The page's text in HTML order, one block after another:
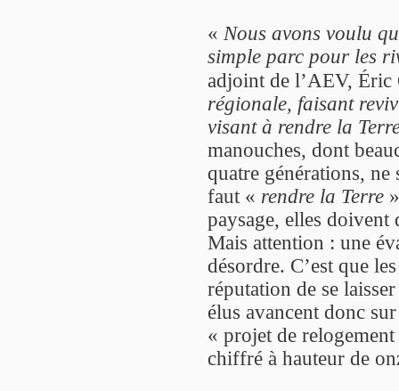
« Nous avons voulu
simple parc pour les
adjoint de l’AEV, Éric
régionale, faisant
visant à rendre la
manouches, dont
quatre générations, ne
faut « rendre la Terre
paysage, elles doivent
Mais attention : une
désordre. C’est que
réputation de se
élus avancent donc
« projet de
chiffré à hauteur de